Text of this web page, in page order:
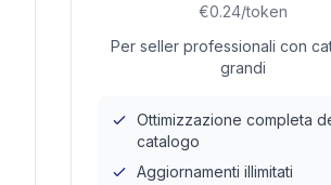
€0.24/token
Per seller professionali con
grandi
Ottimizzazione completa
catalogo
Aggiornamenti illimitati